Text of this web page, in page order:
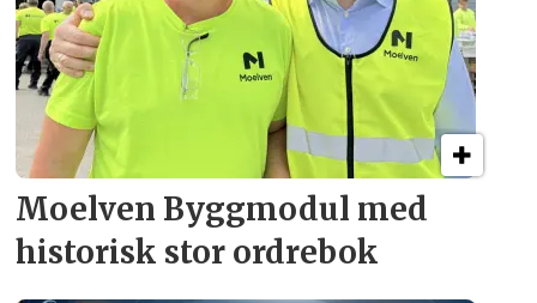
Moelven Byggmodul med
historisk stor ordrebok